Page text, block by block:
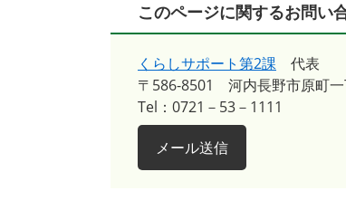
このページに関するお問い
くらしサポート第2課
代表
〒586-8501
河内長野市原町
Tel：0721－53－1111
メール送信